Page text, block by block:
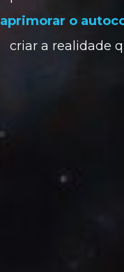
aprimorar o
criar a realidade